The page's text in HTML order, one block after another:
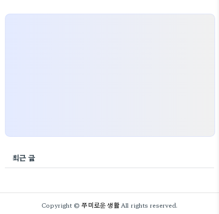
최근 글
Copyright ©쭈미로운 생활All rights reserved.